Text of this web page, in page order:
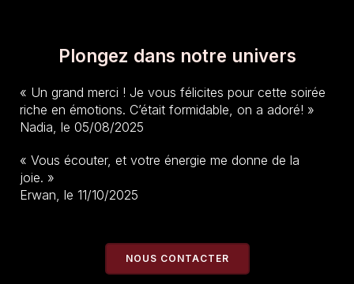
Plongez dans notre univers
« Un grand merci ! Je vous félicites pour cette soirée
riche en émotions. C’était formidable, on a adoré! »
Nadia, le 05/08/2025
« Vous écouter, et votre énergie me donne de la
joie. »
Erwan, le 11/10/2025
NOUS CONTACTER